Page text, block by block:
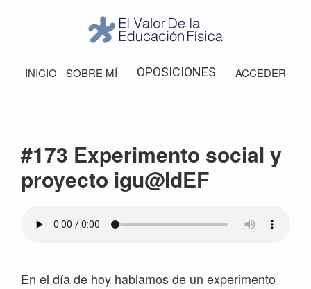
navegación
principal
barra
Valor
de
INICIO SOBRE MÍ OPOSICIONES ACCEDER
#173 Experimento social y
proyecto igu@ldEF
En el día de hoy hablamos de un experimento